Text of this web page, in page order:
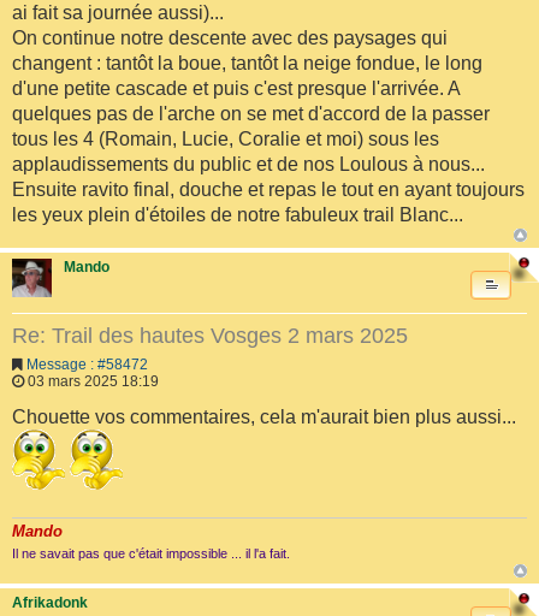
ai fait sa journée aussi)...
On continue notre descente avec des paysages qui
changent : tantôt la boue, tantôt la neige fondue, le long
d'une petite cascade et puis c'est presque l'arrivée. A
quelques pas de l'arche on se met d'accord de la passer
tous les 4 (Romain, Lucie, Coralie et moi) sous les
applaudissements du public et de nos Loulous à nous...
Ensuite ravito final, douche et repas le tout en ayant toujours
les yeux plein d'étoiles de notre fabuleux trail Blanc...
Mando
Re: Trail des hautes Vosges 2 mars 2025
Message : #58472
03 mars 2025 18:19
Chouette vos commentaires, cela m'aurait bien plus aussi...
Mando
Il ne savait pas que c'était impossible ... il l'a fait.
Afrikadonk